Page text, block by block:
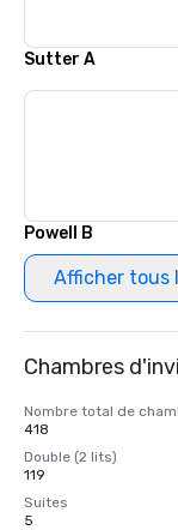
Sutter A
Powell B
Afficher tous
Chambres
Nombre total de
418
Double (2 lits)
119
Suites
5